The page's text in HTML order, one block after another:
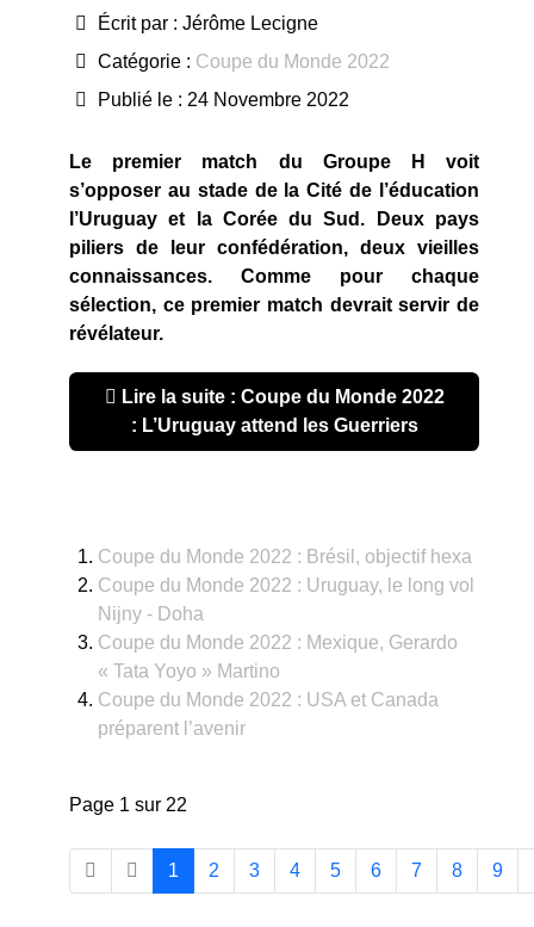
Écrit par : Jérôme Lecigne
Catégorie : Coupe du Monde 2022
Publié le : 24 Novembre 2022
Le premier match du Groupe H voit
s’opposer au stade de la Cité de l’éducation
l’Uruguay et la Corée du Sud. Deux pays
piliers de leur confédération, deux vieilles
connaissances. Comme pour chaque
sélection, ce premier match devrait servir de
révélateur.
Lire la suite : Coupe du Monde 2022
: L’Uruguay attend les Guerriers
Coupe du Monde 2022 : Brésil, objectif hexa
Coupe du Monde 2022 : Uruguay, le long vol
Nijny - Doha
Coupe du Monde 2022 : Mexique, Gerardo
« Tata Yoyo » Martino
Coupe du Monde 2022 : USA et Canada
préparent l’avenir
Page 1 sur 22
1 2 3 4 5 6 7 8 9